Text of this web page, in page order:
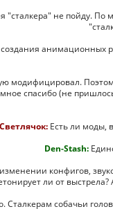
не пойду. По
анимационных
модифицировал.
спасибо (не
Светлячок:Есть ли моды,
Den-Stash:
конфигов,
ли от
Сталкерам собачьи